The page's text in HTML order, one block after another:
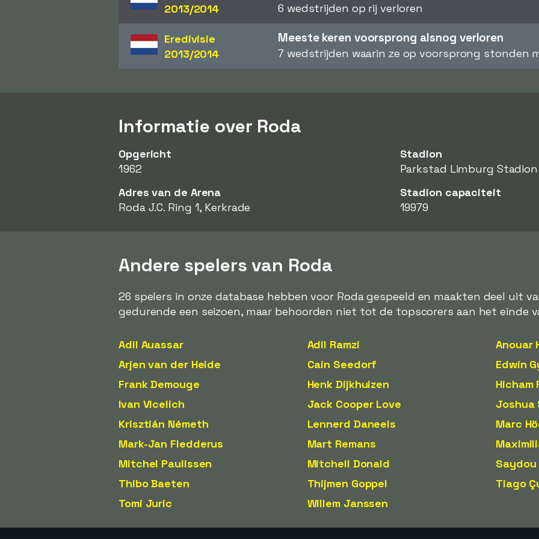
2013/2014
6 wedstrijden op rij verloren
Eredivisie
2013/2014
Meeste keren voorsprong alsnog verloren
7 wedstrijden waarin ze op voorsprong stonden
Informatie over Roda
Opgericht
1962
Stadion
Parkstad Limburg Stadion
Adres van de Arena
Roda J.C. Ring 1, Kerkrade
Stadion capaciteit
19979
Andere spelers van Roda
26 spelers in onze database hebben voor Roda gespeeld en maakten deel uit
gedurende een seizoen, maar behoorden niet tot de topscorers aan het einde
Adil Auassar Adil Ramzi
Anouar
Arjen van der Heide
Cain Seedorf
Edwin
Frank Demouge
Henk Dijkhuizen
Hicham
Ivan Vicelich
Jack Cooper Love
Joshua
Krisztián Németh
Lennerd Daneels
Marc
Mark-Jan Fledderus
Mart Remans
Mitchel Paulissen
Mitchell Donald
Thibo Baeten
Thijmen Goppel
Tiago
Tomi Juric
Willem Janssen